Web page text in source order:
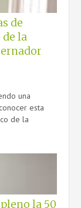
de
la
una
esta
de la
la 50